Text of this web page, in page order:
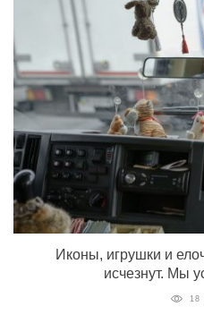
Иконы, игрушки и
исчезнут. Мы
18